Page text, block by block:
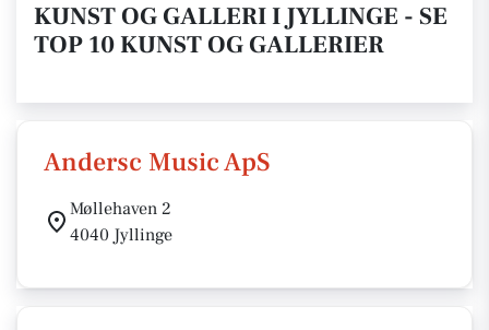
KUNST OG GALLERI I JYLLINGE - SE
TOP 10 KUNST OG GALLERIER
Andersc Music ApS
Møllehaven 2
4040 Jyllinge